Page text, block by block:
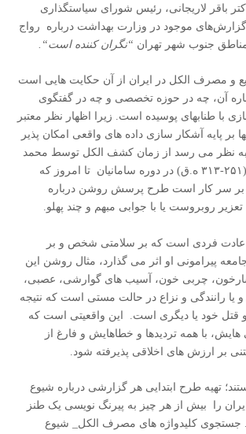
باقر لاریجانی، رئیس شورای سیاستگذاری
موجود در وزارت بهداشت درباره رواج
جنوب شهر تهران “نگران کننده است“.
و مصرف الکل در ایران از آن حکایت هایی است
آن، چه در حوزه تخصصی و چه در گفتگوی
با طنابهای پوسیده است. زیرا اظهار نظر معتبر
بر پایه آشکار سازی داده های واقعی امکان پذیر
به نظر می رسد از زمان کشف الکل توسط محمد
بن زکریای رازی (۲۵۱-۳۱۳ ه.ق) در دوره سامانیان تا امروز که
بر سر کار است طرح پرسش روشن درباره
روبروست یا با جوابی مبهم و چند پهلو.
فردی است که بر سلامتی شخص و بر
پیرامونی او اثر می گذارد، مثال روشن این
فشارخون، چربی خون، آسیب های گوارشی، عصبی،
و یا رانندگی و نزاع در حالت مستی است که نتیجه
خود یا دیگری است. این واقعیتی است که
هایش، با همه تردیدها و خطاهایش و فارغ از
بر ارزش های اخلاقی پذیرفته شود.
تهیه طرح ابتدایی هر گزارشی درباره شیوع
را بیش از هر چیز به پیرنگ نویسی یک طنز
جستجوی کلیدواژه های مصرف الکل_ شیوع